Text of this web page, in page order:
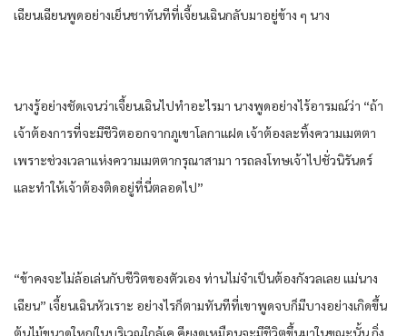
เฉียนเฉียน​พูด​อย่าง​เย็นชา​ทันทีที่​เจี้ยนเฉิน​กลับมา​อยู่​ข้าง ๆ​ นาง​
นาง​รู้​อย่าง​ชัดเจน​ว่า​เจี้ยนเฉิน​ไปทำ​อะไร​มา นาง​พูด​อย่าง​ไร้อารมณ์​ว่า​ “ถ้า
เจ้าต้องการ​ที่จะ​มีชีวิต​ออกจาก​ภูเขา​โลกา​แฝด​ เจ้าต้อง​ละทิ้ง​ความเมตตา​
เพราะ​ช่วงเวลา​แห่ง​ความ​เมตตากรุณา​สามา ารถ​ลงโทษ​เจ้าไปชั่วนิรันดร์​
และ​ทำให้​เจ้าต้อง​ติด​อยู่​ที่นี่​ตลอดไป​”
“ข้า​คงจะ​ไม่ล้อเล่น​กับ​ชีวิต​ของ​ตัวเอง​ ท่าน​ไม่จำเป็นต้อง​กังวล​เลย​ แม่นาง​
เฉียน”​ เจี้ยนเฉิน​หัวเราะ​ อย่างไรก็ตาม​ทันทีที่​เขา​พูด​จบ​ก็​มีบางอย่าง​เกิดขึ้น​
ต้นไม้​ขนาดใหญ่​ใน​บริเวณ​ใกล้เค คียง​ดูเหมือน​จะมีชีวิต​ขึ้น​มาในขณะนั้น​ กิ่ง